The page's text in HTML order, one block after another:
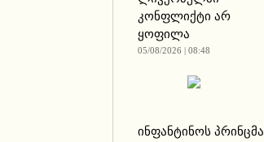
კონფლიქტი არ
ყოფილა
05/08/2026 | 08:48
ინფანტინოს პრინცმა